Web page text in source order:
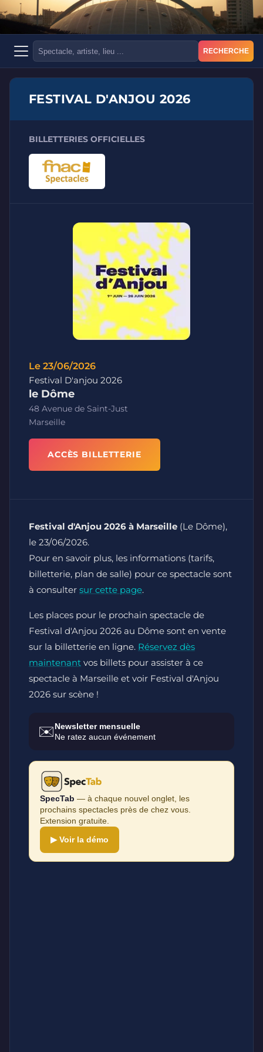
RECHERCHE
FESTIVAL D'ANJOU 2026
BILLETTERIES OFFICIELLES
Le 23/06/2026
Festival D'anjou 2026
le Dôme
48 Avenue de Saint-Just
Marseille
ACCÈS BILLETTERIE
Festival d'Anjou 2026 à Marseille (Le Dôme),
le 23/06/2026.
Pour en savoir plus, les informations (tarifs,
billetterie, plan de salle) pour ce spectacle sont
à consulter sur cette page.
Les places pour le prochain spectacle de
Festival d'Anjou 2026 au Dôme sont en vente
sur la billetterie en ligne. Réservez dès
maintenant vos billets pour assister à ce
spectacle à Marseille et voir Festival d'Anjou
2026 sur scène !
✉️Newsletter mensuelle
Ne ratez aucun événement
SpecTab — à chaque nouvel onglet, les
prochains spectacles près de chez vous.
Extension gratuite.
▶ Voir la démo